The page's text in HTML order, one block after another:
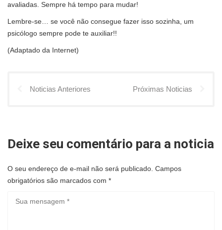
avaliadas. Sempre há tempo para mudar!
Lembre-se… se você não consegue fazer isso sozinha, um
psicólogo sempre pode te auxiliar!!
(Adaptado da Internet)
Noticias Anteriores Próximas Noticias
Deixe seu comentário para a noticia
O seu endereço de e-mail não será publicado. Campos
obrigatórios são marcados com *